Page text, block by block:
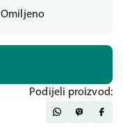
Omiljeno
Podijeli proizvod: